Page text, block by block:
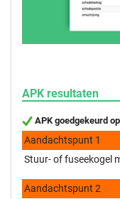
APK resultaten
APK goedgekeurd
Aandachtspunt 1
Stuur- of fuseekogel
Aandachtspunt 2